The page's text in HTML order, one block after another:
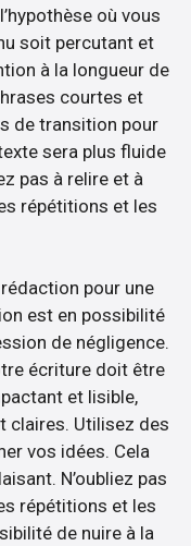
où vous
soit percutant et
à la longueur de
courtes et
de transition pour
sera plus fluide
pas à relire et à
répétitions et les
pour une
est en possibilité
de négligence.
écriture doit être
et lisible,
claires. Utilisez des
vos idées. Cela
N’oubliez pas
répétitions et les
de nuire à la